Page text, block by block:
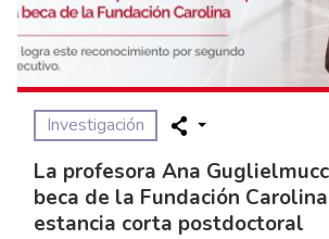
Investigación
La profesora Ana
beca de la Fundación
estancia corta postdoctoral